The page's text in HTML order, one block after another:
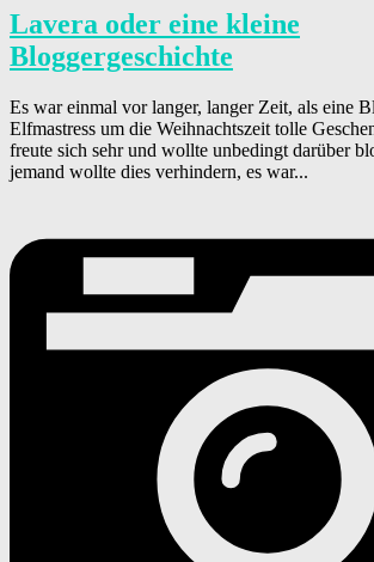
Lavera oder eine kleine
Bloggergeschichte
Es war einmal vor langer, langer Zeit, als eine
Elfmastress um die Weihnachtszeit tolle
freute sich sehr und wollte unbedingt darüber
jemand wollte dies verhindern, es war...